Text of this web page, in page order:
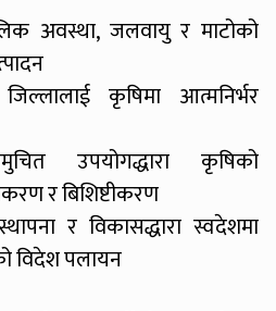
अवस्था, जलवायु र माटोको
कृषिमा आत्मनिर्भर
उपयोगद्धारा कृषिको
र बिशिष्टीकरण
र विकासद्धारा स्वदेशमा
विदेश पलायन